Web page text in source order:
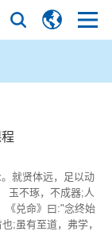
就贤体远，足以动
玉不琢，不成器;人
《兑命》曰:"念终始
;虽有至道，弗学，